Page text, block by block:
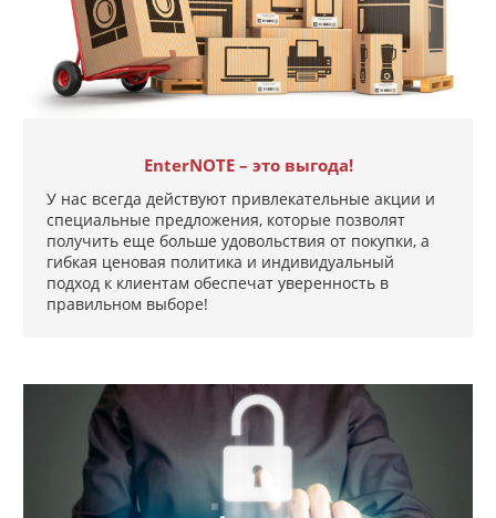
EnterNOTE – это выгода!
У нас всегда действуют привлекательные акции и
специальные предложения, которые позволят
получить еще больше удовольствия от покупки, а
гибкая ценовая политика и индивидуальный
подход к клиентам обеспечат уверенность в
правильном выборе!